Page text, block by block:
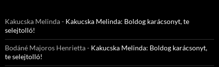
Kakucska Melinda- Kakucska Melinda: Boldog karácsonyt, te
selejtolló!
Bodáné Majoros Henrietta- Kakucska Melinda: Boldog karácsonyt,
te selejtolló!